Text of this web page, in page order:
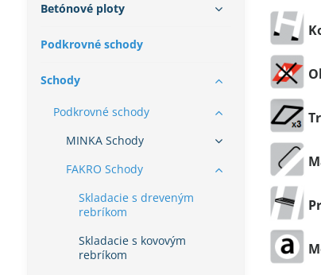
Betónové ploty
Podkrovné schody
Schody
Podkrovné schody
MINKA Schody
FAKRO Schody
Skladacie s dreveným
rebríkom
Skladacie s kovovým
rebríkom